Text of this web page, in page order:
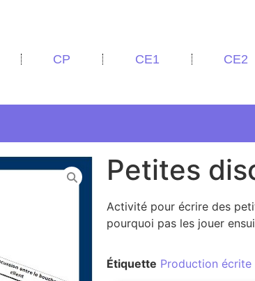
CP CE1 CE2
Petites
Activité pour écrire des
pourquoi pas les jouer
Étiquette Production écrite